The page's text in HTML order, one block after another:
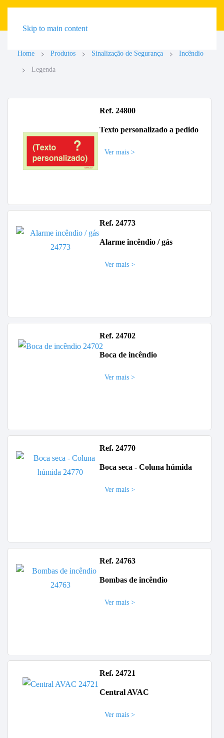
Skip to main content
Home Produtos Sinalização de Segurança Incêndio
Legenda
Ref. 24800
Texto personalizado a pedido
Ver mais >
Ref. 24773
Alarme incêndio / gás
Ver mais >
Ref. 24702
Boca de incêndio
Ver mais >
Ref. 24770
Boca seca - Coluna húmida
Ver mais >
Ref. 24763
Bombas de incêndio
Ver mais >
Ref. 24721
Central AVAC
Ver mais >